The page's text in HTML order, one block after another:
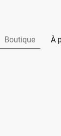
Boutique À